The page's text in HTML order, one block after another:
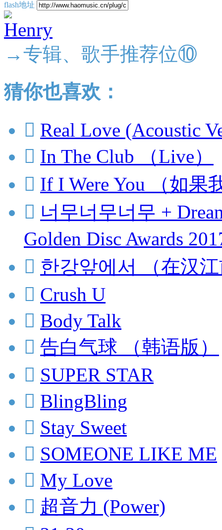
flash地址
→专辑、歌手推荐位⑩
猜你也喜欢：
 Real Love (Acoustic
 In The Club （Live）
 If I Were You （如果
 너무너무너무 +
Golden Disc Awards
 한강앞에서 （在汉
 Crush U
 Body Talk
 告白气球 （韩语版）
 SUPER STAR
 BlingBling
 Stay Sweet
 SOMEONE LIKE ME
 My Love
 超音力 (Power)